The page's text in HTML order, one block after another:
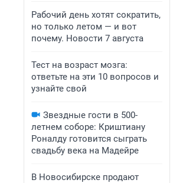
Рабочий день хотят сократить,
но только летом — и вот
почему. Новости 7 августа
Тест на возраст мозга:
ответьте на эти 10 вопросов и
узнайте свой
Звездные гости в 500-
летнем соборе: Криштиану
Роналду готовится сыграть
свадьбу века на Мадейре
В Новосибирске продают